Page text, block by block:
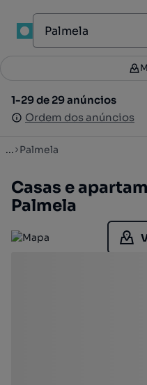
1-29 de 29 anúncios
Ordem dos anúncios
1-29 de 29 anúncios
Ordem dos anúncios
... Palmela
Casas e
Palmela